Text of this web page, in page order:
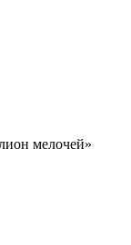
мелочей»